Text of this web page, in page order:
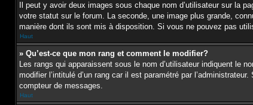
Il peut y avoir deux images sous chaque nom d’utilisateur sur la
votre statut sur le forum. La seconde, une image plus grande,
manière dont ils sont mis à disposition. Si vous ne pouvez pas
Haut
» Qu’est-ce que mon rang et comment le modifier?
Les rangs qui apparaissent sous le nom d’utilisateur indiquent le
modifier l’intitulé d’un rang car il est paramétré par
compteur de messages.
Haut